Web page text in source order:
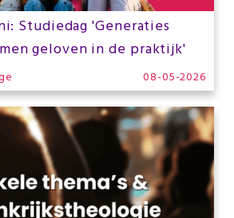
Studiedag 'Generaties
geloven in de praktijk'
08-05-2026